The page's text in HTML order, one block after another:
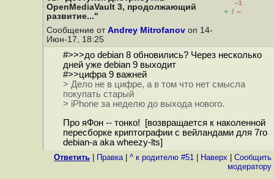
OpenMediaVault 3, продолжающий
развитие..."
–1
+ / –
Сообщение от Andrey Mitrofanov on 14-
Июн-17, 18:25
#>>>до debian 8 обновились? Через несколько
дней уже debian 9 выходит
#>>цифра 9 важней
> Дело не в цифре, а в том что нет смысла
покупать старый
> iPhone за неделю до выхода нового.
Про яФон -- тонко! [возвращается к наколенной
пересборке криптографии с вейландами для 7го
debian-a aka wheezy-lts]
Ответить Правка| ^ к родителю #51 Наверх
Cообщить
модератору